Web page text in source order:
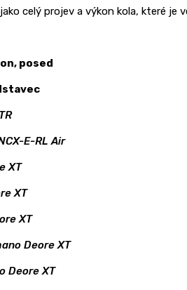
celý projev a výkon kola, které je
posed
E-RL Air
XT
XT
XT
Deore XT
Deore XT